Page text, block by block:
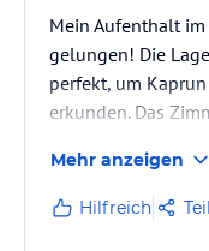
Mein Aufenthalt
gelungen! Die
perfekt, um
erkunden. Das
fühlt sich vom
Besonders
Mehr anzeigen
Hilfreich